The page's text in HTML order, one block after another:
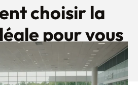
choisir la
pour vous